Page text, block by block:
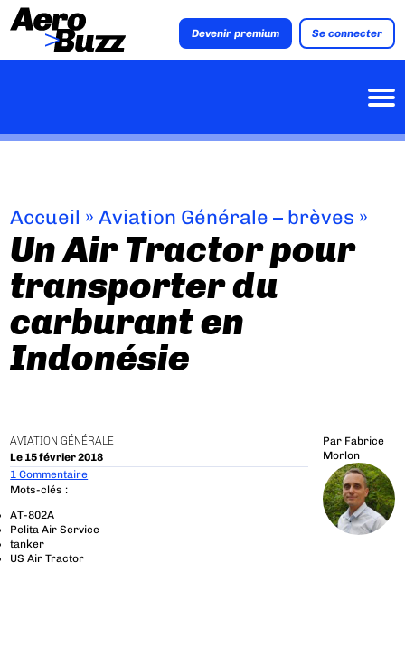
Devenir premium Se connecter
Accueil »Aviation Générale – brèves »
Un Air Tractor pour
transporter du
carburant en
Indonésie
AVIATION GÉNÉRALE
Le 15 février 2018
Par Fabrice
Morlon
1 Commentaire
Mots-clés :
AT-802A
Pelita Air Service
tanker
US Air Tractor